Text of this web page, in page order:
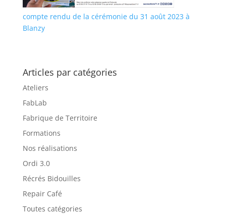
compte rendu de la cérémonie du 31 août 2023 à
Blanzy
Articles par catégories
Ateliers
FabLab
Fabrique de Territoire
Formations
Nos réalisations
Ordi 3.0
Récrés Bidouilles
Repair Café
Toutes catégories